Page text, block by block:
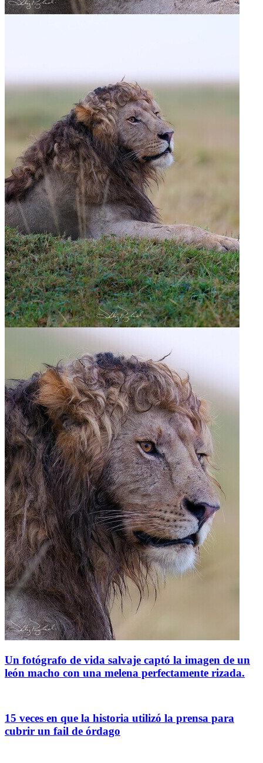
Un fotógrafo de vida salvaje captó la imagen de un
león macho con una melena perfectamente rizada.
15 veces en que la historia utilizó la prensa para
cubrir un fail de órdago